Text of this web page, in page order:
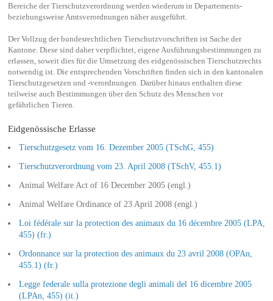
Bereiche der Tierschutzverordnung werden wiederum in Departements-
beziehungsweise Amtsverordnungen näher ausgeführt.
Der Vollzug der bundesrechtlichen Tierschutzvorschriften ist Sache der
Kantone. Diese sind daher verpflichtet, eigene Ausführungsbestimmungen zu
erlassen, soweit dies für die Umsetzung des eidgenössischen Tierschutzrechts
notwendig ist. Die entsprechenden Vorschriften finden sich in den kantonalen
Tierschutzgesetzen und -verordnungen. Darüber hinaus enthalten diese
teilweise auch Bestimmungen über den Schutz des Menschen vor
gefährlichen Tieren.
Eidgenössische Erlasse
Tierschutzgesetz vom 16. Dezember 2005 (TSchG, 455)
Tierschutzverordnung vom 23. April 2008 (TSchV, 455.1)
Animal Welfare Act of 16 December 2005 (engl.)
Animal Welfare Ordinance of 23 April 2008 (engl.)
Loi fédérale sur la protection des animaux du 16 décembre 2005 (LPA,
455) (fr.)
Ordonnance sur la protection des animaux du 23 avril 2008 (OPAn,
455.1) (fr.)
Legge federale sulla protezione degli animali del 16 dicembre 2005
(LPAn, 455) (it.)